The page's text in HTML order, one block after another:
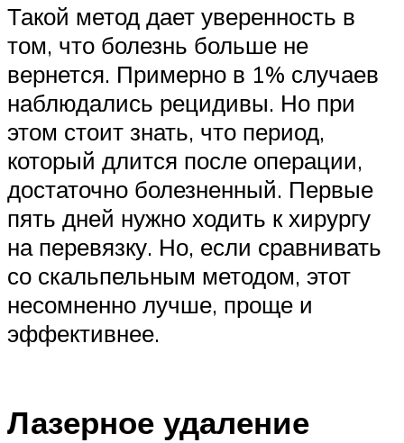
Такой метод дает уверенность в
том, что болезнь больше не
вернется. Примерно в 1% случаев
наблюдались рецидивы. Но при
этом стоит знать, что период,
который длится после операции,
достаточно болезненный. Первые
пять дней нужно ходить к хирургу
на перевязку. Но, если сравнивать
со скальпельным методом, этот
несомненно лучше, проще и
эффективнее.
Лазерное удаление